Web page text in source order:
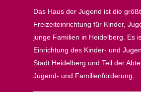
Das Haus der Jugend ist die
Freizeiteinrichtung für Kinder,
junge Familien in Heidelberg. Es
Einrichtung des Kinder- und
Stadt Heidelberg und Teil der
Jugend- und Familienförderung.